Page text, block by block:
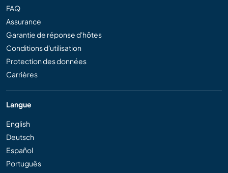
FAQ
Assurance
Garantie de réponse d'hôtes
Conditions d'utilisation
Protection des données
Carrières
Langue
English
Deutsch
Español
Português